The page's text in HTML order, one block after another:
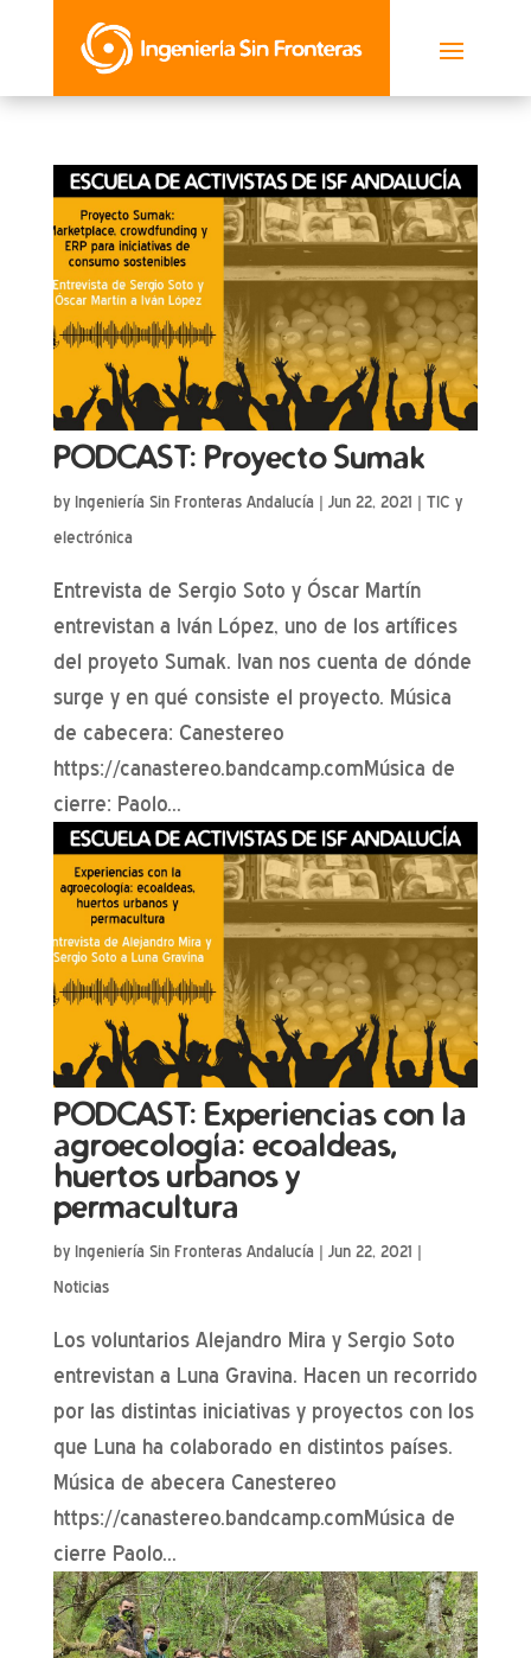
PODCAST: Proyecto Sumak
by Ingeniería Sin Fronteras Andalucía | Jun 22, 2021 | TIC y
electrónica
Entrevista de Sergio Soto y Óscar Martín
entrevistan a Iván López, uno de los artífices
del proyeto Sumak. Ivan nos cuenta de dónde
surge y en qué consiste el proyecto. Música
de cabecera: Canestereo
https://canastereo.bandcamp.comMúsica de
cierre: Paolo...
PODCAST: Experiencias con la
agroecología: ecoaldeas,
huertos urbanos y
permacultura
by Ingeniería Sin Fronteras Andalucía | Jun 22, 2021 |
Noticias
Los voluntarios Alejandro Mira y Sergio Soto
entrevistan a Luna Gravina. Hacen un recorrido
por las distintas iniciativas y proyectos con los
que Luna ha colaborado en distintos países.
Música de abecera Canestereo
https://canastereo.bandcamp.comMúsica de
cierre Paolo...